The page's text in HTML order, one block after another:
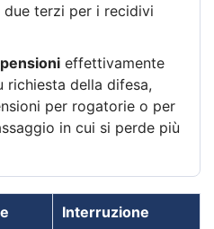
terzi per i recidivi
effettivamente
richiesta della difesa,
per rogatorie o per
in cui si perde più
Interruzione